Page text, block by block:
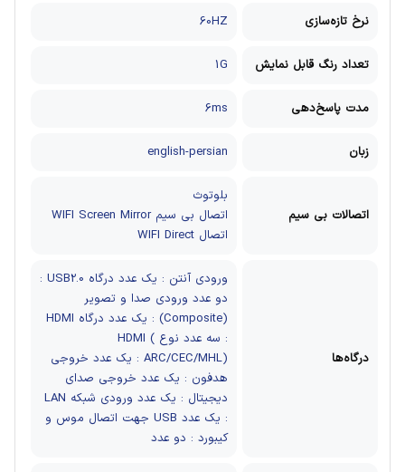
نرخ تازه‌سازی 60HZ
تعداد رنگ قابل نمایش 1G
مدت پاسخ‌دهی 6ms
زبان english-persian
اتصالات بی سیم
بلوتوث
اتصال بی سیم WIFI Screen Mirror
اتصال WIFI Direct
درگاه‌ها
ورودی آنتن : یک عدد
درگاه USB2.0 :
دو عدد ورودی صدا و تصویر
(Composite) : یک عدد
درگاه HDMI
: سه عدد
نوع HDMI (
ARC/CEC/MHL) : یک عدد
خروجی
هدفون : یک عدد خروجی صدای
دیجیتال : یک عدد
ورودی شبکه LAN
: یک عدد
USB جهت اتصال موس و
کیبورد : دو عدد